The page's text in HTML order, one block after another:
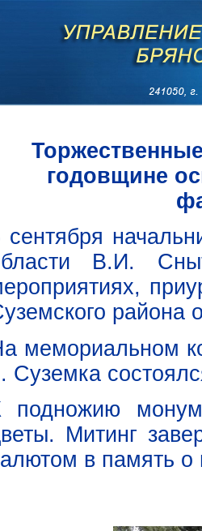
годовщине
сентября
В.И.
района
мемориальном
Суземка
подножию
Митинг
в память о